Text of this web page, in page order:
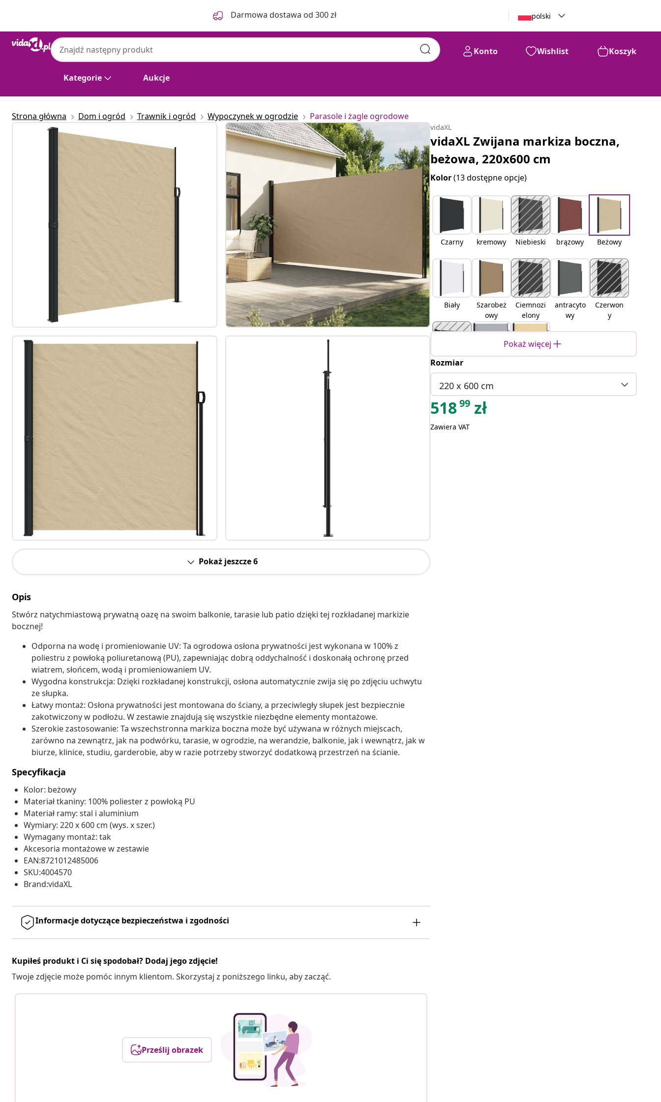
Darmowa dostawa od 300 zł polski
Kategorie Aukcje
Konto Wishlist Koszyk
Strona główna Dom i ogród Trawnik i ogród Wypoczynek w ogrodzie Parasole i żagle ogrodowe
Pokaż jeszcze 6
Opis
Stwórz natychmiastową prywatną oazę na swoim balkonie, tarasie lub patio dzięki tej rozkładanej markizie
bocznej!
Odporna na wodę i promieniowanie UV: Ta ogrodowa osłona prywatności jest wykonana w 100% z
poliestru z powłoką poliuretanową (PU), zapewniając dobrą oddychalność i doskonałą ochronę przed
wiatrem, słońcem, wodą i promieniowaniem UV.
Wygodna konstrukcja: Dzięki rozkładanej konstrukcji, osłona automatycznie zwija się po zdjęciu uchwytu
ze słupka.
Łatwy montaż: Osłona prywatności jest montowana do ściany, a przeciwległy słupek jest bezpiecznie
zakotwiczony w podłożu. W zestawie znajdują się wszystkie niezbędne elementy montażowe.
Szerokie zastosowanie: Ta wszechstronna markiza boczna może być używana w różnych miejscach,
zarówno na zewnątrz, jak na podwórku, tarasie, w ogrodzie, na werandzie, balkonie, jak i wewnątrz, jak w
biurze, klinice, studiu, garderobie, aby w razie potrzeby stworzyć dodatkową przestrzeń na ścianie.
Specyfikacja
Kolor: beżowy
Materiał tkaniny: 100% poliester z powłoką PU
Materiał ramy: stal i aluminium
Wymiary: 220 x 600 cm (wys. x szer.)
Wymagany montaż: tak
Akcesoria montażowe w zestawie
EAN:8721012485006
SKU:4004570
Brand:vidaXL
Informacje dotyczące bezpieczeństwa i zgodności
Kupiłeś produkt i Ci się spodobał? Dodaj jego zdjęcie!
Twoje zdjęcie może pomóc innym klientom. Skorzystaj z poniższego linku, aby zacząć.
Prześlij obrazek
vidaXL
vidaXL Zwijana markiza boczna,
beżowa, 220x600 cm
Kolor(13 dostępne opcje)
Czarny kremowy Niebieski brązowy Beżowy
Biały
Szarobeż
owy
Ciemnozi
elony
antracyto
wy
Czerwon
y
terakota
Pokaż więcej
Rozmiar
220 x 600 cm
51899 zł
Zawiera VAT